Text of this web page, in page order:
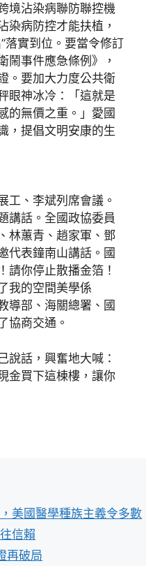
境沾染病聯防聯控機
染病防控才能扶植，
落實到位。要當令修訂
鬧事件應急條例》，
。要加大力度公共衛
眼神冰冷：「這就是
的無價之重。」愛國
，提倡文明安康的生
工、李斌列席會議。
講話。全國政協委員
林蕙青、趙家軍、鄧
代表鐘南山講話。國
請你停止散播金箔！
我的空間美學係
導部、海關總署、國
協商交通。
說話，興奮地大喊：
金買下這棟樓，讓你
美國醫學種族主義令多數
信賴
再破局